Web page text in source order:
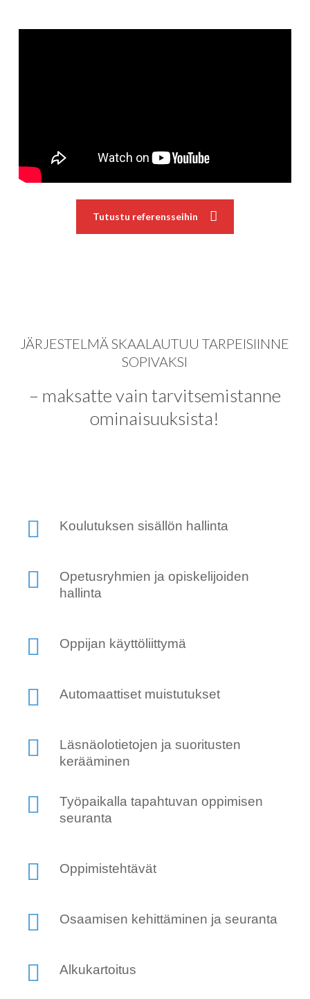
Tutustu referensseihin
JÄRJESTELMÄ SKAALAUTUU TARPEISIINNE
SOPIVAKSI
– maksatte vain tarvitsemistanne
ominaisuuksista!
Koulutuksen sisällön hallinta
Opetusryhmien ja opiskelijoiden
hallinta
Oppijan käyttöliittymä
Automaattiset muistutukset
Läsnäolotietojen ja suoritusten
kerääminen
Työpaikalla tapahtuvan oppimisen
seuranta
Oppimistehtävät
Osaamisen kehittäminen ja seuranta
Alkukartoitus